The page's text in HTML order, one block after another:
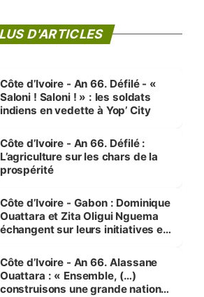
D'ARTICLES
Côte d’Ivoire - An 66. Défilé - «
Saloni ! Saloni ! » : les soldats
indiens en vedette à Yop’ City
Côte d’Ivoire - An 66. Défilé :
L’agriculture sur les chars de la
prospérité
Côte d’Ivoire - Gabon : Dominique
Ouattara et Zita Oligui Nguema
échangent sur leurs initiatives en
enfants
Côte d’Ivoire - An 66. Alassane
Ouattara : « Ensemble, (…)
construisons une grande nation